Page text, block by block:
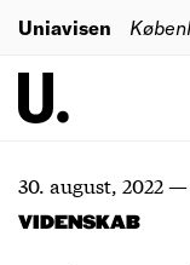
Uniavisen
30. august, 2022—
VIDENSKAB